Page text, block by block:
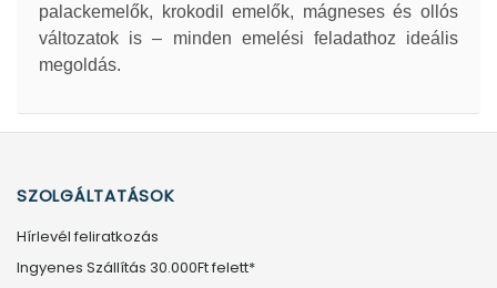
palackemelők, krokodil emelők, mágneses és ollós
változatok is – minden emelési feladathoz ideális
megoldás.
SZOLGÁLTATÁSOK
Hírlevél feliratkozás
Ingyenes Szállítás 30.000Ft felett*